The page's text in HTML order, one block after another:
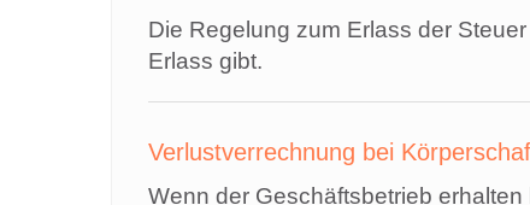
Die Regelung zum Erlass der
Erlass gibt.
Verlustverrechnung bei
Wenn der Geschäftsbetrieb